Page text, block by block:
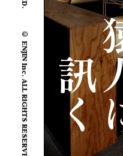
© ENJIN Inc. ALL RIGHTS RESERVED.